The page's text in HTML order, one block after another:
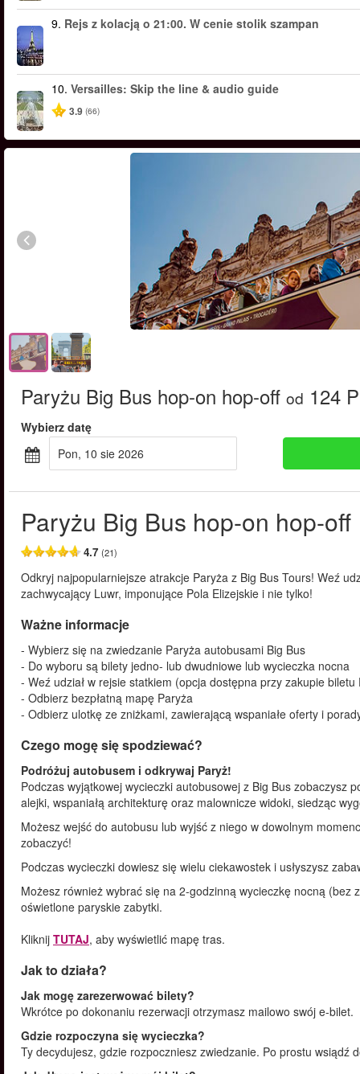
9. Rejs z kolacją o 21:00. W cenie stolik szampan
10. Versailles: Skip the line & audio guide
3.9 (66)
Paryżu Big Bus hop-on hop-off od 124
Wybierz datę
pon, 10 sie 2026
Paryżu Big Bus hop-on hop-off
4.7 (21)
Odkryj najpopularniejsze atrakcje Paryża z Big Bus Tours! Weź
zachwycający Luwr, imponujące Pola Elizejskie i nie tylko!
Ważne informacje
- Wybierz się na zwiedzanie Paryża autobusami Big Bus
- Do wyboru są bilety jedno- lub dwudniowe lub wycieczka nocna
- Weź udział w rejsie statkiem (opcja dostępna przy zakupie biletu
- Odbierz bezpłatną mapę Paryża
- Odbierz ulotkę ze zniżkami, zawierającą wspaniałe oferty i
Czego mogę się spodziewać?
Podróżuj autobusem i odkrywaj Paryż!
Podczas wyjątkowej wycieczki autobusowej z Big Bus zobaczysz
alejki, wspaniałą architekturę oraz malownicze widoki, siedząc
Możesz wejść do autobusu lub wyjść z niego w dowolnym
zobaczyć!
Podczas wycieczki dowiesz się wielu ciekawostek i usłyszysz
Możesz również wybrać się na 2-godzinną wycieczkę nocną
oświetlone paryskie zabytki.
Kliknij TUTAJ, aby wyświetlić mapę tras.
Jak to działa?
Jak mogę zarezerwować bilety?
Wkrótce po dokonaniu rezerwacji otrzymasz mailowo swój e-bilet.
Gdzie rozpoczyna się wycieczka?
Ty decydujesz, gdzie rozpoczniesz zwiedzanie. Po prostu